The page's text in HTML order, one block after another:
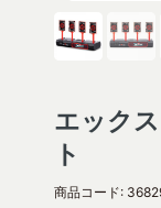
エック
ト
商品コード: